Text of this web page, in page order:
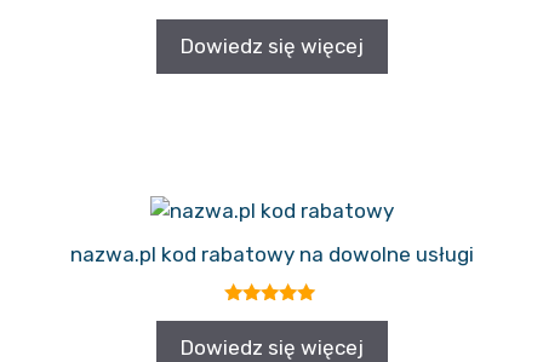
Dowiedz się więcej
nazwa.pl kod rabatowy na dowolne usługi
5.00
Dowiedz się więcej